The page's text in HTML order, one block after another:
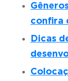
confira
Dicas